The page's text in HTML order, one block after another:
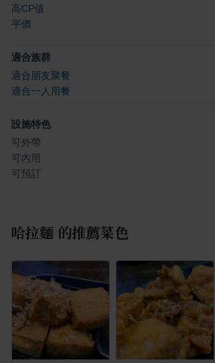
高CP值
平價
適合族群
適合朋友聚餐
適合一人用餐
設施特色
可外帶
可內用
可預訂
哈拉麵 的推薦菜色